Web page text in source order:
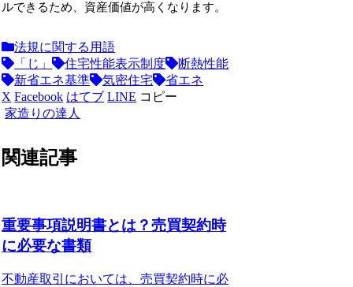
ルできるため、資産価値が高くなります。
法規に関する用語
「じ」
住宅性能表示制度
断熱性能
新省エネ基準
気密住宅
省エネ
X Facebook はてブ LINE コピー
家造りの達人
関連記事
重要事項説明書とは？売買契約時
に必要な書類
不動産取引においては、売買契約時に必